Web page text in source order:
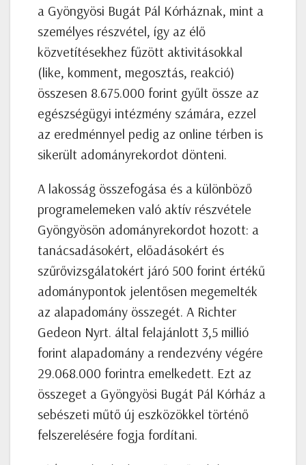
a Gyöngyösi Bugát Pál Kórháznak, mint a
személyes részvétel, így az élő
közvetítésekhez fűzött aktivitásokkal
(like, komment, megosztás, reakció)
összesen 8.675.000 forint gyűlt össze az
egészségügyi intézmény számára, ezzel
az eredménnyel pedig az online térben is
sikerült adományrekordot dönteni.
A lakosság összefogása és a különböző
programelemeken való aktív részvétele
Gyöngyösön adományrekordot hozott: a
tanácsadásokért, előadásokért és
szűrővizsgálatokért járó 500 forint értékű
adománypontok jelentősen megemelték
az alapadomány összegét. A Richter
Gedeon Nyrt. által felajánlott 3,5 millió
forint alapadomány a rendezvény végére
29.068.000 forintra emelkedett. Ezt az
összeget a Gyöngyösi Bugát Pál Kórház a
sebészeti műtő új eszközökkel történő
felszerelésére fogja fordítani.